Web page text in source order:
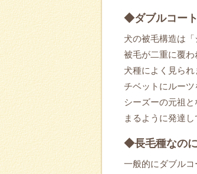
◆ダブルコー
犬の被毛構造は
被毛が二重に覆
犬種によく見られ
チベットにルーツ
シーズーの元祖
まるように発達し
◆長毛種なの
一般的にダブルコ